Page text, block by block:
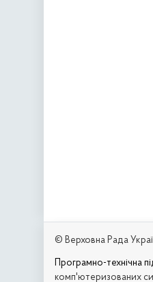
© Верховна Рада
Програмно-технічна
комп'ютеризованих